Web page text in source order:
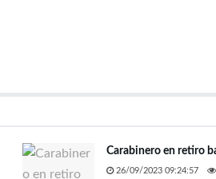
Carabinero en retiro
26/09/2023 09:24:57